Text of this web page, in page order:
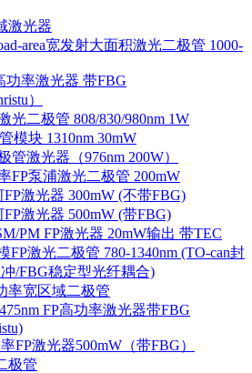
激光器
area宽发射大面积激光二极管 1000-
功率激光器 带FBG
）
光二极管 808/830/980nm 1W
模块 1310nm 30mW
管激光器（976nm 200W）
FP泵浦激光二极管 200mW
FP激光器 300mW (不带FBG)
FP激光器 500mW (带FBG)
PM FP激光器 20mW输出 带TEC
FP激光二极管 780-1340nm (TO-can封
/FBG稳定型光纤耦合)
率宽区域二极管
FP高功率激光器带FBG
FP激光器500mW（带FBG）
极管